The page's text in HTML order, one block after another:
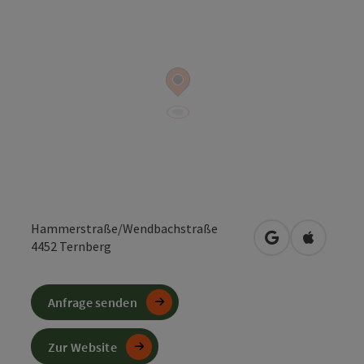
Hammerstraße/Wendbachstraße
4452 Ternberg in Googlein Apple
Anfrage senden
Zur Website